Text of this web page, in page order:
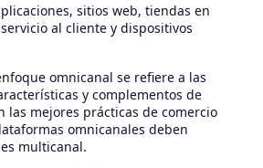
sitios web, tiendas en
al cliente y dispositivos
omnicanal se refiere a las
y complementos de
las mejores prácticas de comercio
omnicanales deben
multicanal.